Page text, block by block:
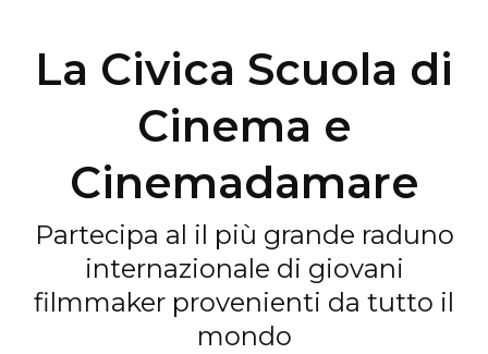
La Civica Scuola di
Cinema e
Cinemadamare
Partecipa al il più grande raduno
internazionale di giovani
filmmaker provenienti da tutto il
mondo